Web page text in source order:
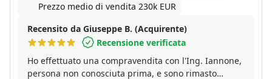
Prezzo medio di vendita 230k EUR
Recensito da Giuseppe B. (Acquirente)
Recensione verificata
Ho effettuato una compravendita con l'Ing. Iannone,
persona non conosciuta prima, e sono rimasto